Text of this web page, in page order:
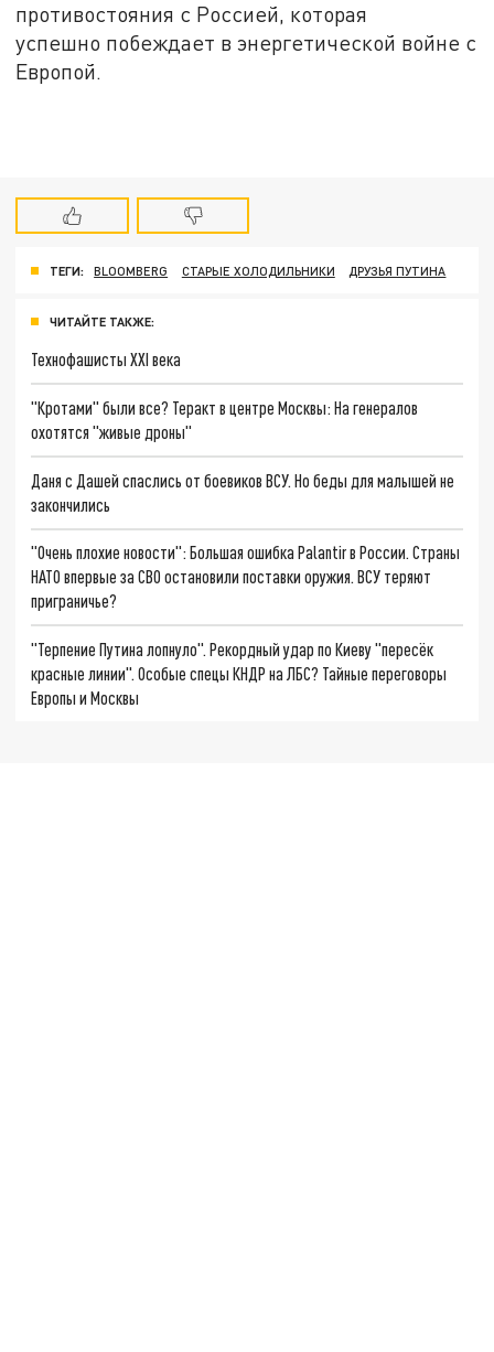
противостояния с Россией, которая
успешно побеждает в энергетической войне с
Европой.
ТЕГИ: BLOOMBERG СТАРЫЕ ХОЛОДИЛЬНИКИ ДРУЗЬЯ ПУТИНА
ЧИТАЙТЕ ТАКЖЕ:
Технофашисты XXI века
"Кротами" были все? Теракт в центре Москвы: На генералов
охотятся "живые дроны"
Даня с Дашей спаслись от боевиков ВСУ. Но беды для малышей не
закончились
"Очень плохие новости": Большая ошибка Palantir в России. Страны
НАТО впервые за СВО остановили поставки оружия. ВСУ теряют
приграничье?
"Терпение Путина лопнуло". Рекордный удар по Киеву "пересёк
красные линии". Особые спецы КНДР на ЛБС? Тайные переговоры
Европы и Москвы